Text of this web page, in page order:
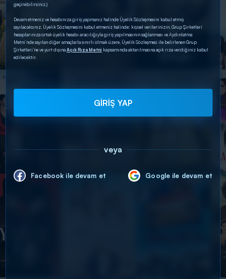
geçirebilirsiniz.)
Devam etmeniz ve hesabınıza giriş yapmanız halinde Üyelik Sözleşmesini kabul etmiş
sayılacaksınız. Üyelik Sözleşmesini kabul etmeniz halinde; kişisel verilerinizin, Grup Şirketleri
hesaplarınıza ortak üyelik hesabı aracılığıyla giriş yapılmasının sağlanması ve Aydınlatma
Metni’nde sayılan diğer amaçlarla sınırlı olmak üzere, Üyelik Sözleşmesi ile belirlenen Grup
Şirketleri’ne ve yurt dışınaAçık Rıza Metni kapsamında aktarılmasına açık rıza verdiğiniz kabul
edilecektir.
GİRİŞ YAP
veya
Facebook ile devam et Google ile devam et